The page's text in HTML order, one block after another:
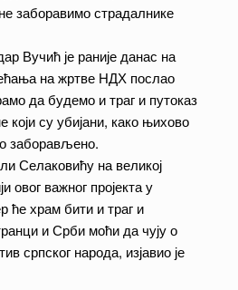
заборавимо страдалнике
Вучић је раније данас на
на жртве НДХ послао
да будемо и траг и путоказ
који су убијани, како њихово
заборављено.
Селаковићу на великој
овог важног пројекта у
ће храм бити и траг и
и Срби моћи да чују о
српског народа, изјавио је